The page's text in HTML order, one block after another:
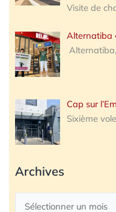
Visite de
Alternatiba
Cap sur
Sixième
Archives